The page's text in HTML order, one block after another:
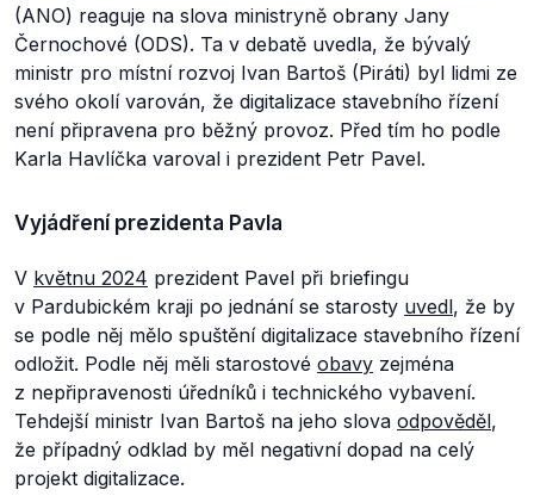
(ANO) reaguje na slova ministryně obrany Jany
Černochové (ODS). Ta v debatě uvedla, že bývalý
ministr pro místní rozvoj Ivan Bartoš (Piráti) byl lidmi ze
svého okolí varován, že digitalizace stavebního řízení
není připravena pro běžný provoz. Před tím ho podle
Karla Havlíčka varoval i prezident Petr Pavel.
Vyjádření prezidenta Pavla
V květnu 2024 prezident Pavel při briefingu
v Pardubickém kraji po jednání se starosty uvedl, že by
se podle něj mělo spuštění digitalizace stavebního řízení
odložit. Podle něj měli starostové obavy zejména
z nepřipravenosti úředníků i technického vybavení.
Tehdejší ministr Ivan Bartoš na jeho slova odpověděl,
že případný odklad by měl negativní dopad na celý
projekt digitalizace.